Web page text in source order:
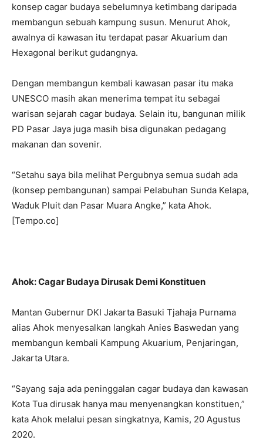
konsep cagar budaya sebelumnya ketimbang daripada
membangun sebuah kampung susun. Menurut Ahok,
awalnya di kawasan itu terdapat pasar Akuarium dan
Hexagonal berikut gudangnya.
Dengan membangun kembali kawasan pasar itu maka
UNESCO masih akan menerima tempat itu sebagai
warisan sejarah cagar budaya. Selain itu, bangunan milik
PD Pasar Jaya juga masih bisa digunakan pedagang
makanan dan sovenir.
“Setahu saya bila melihat Pergubnya semua sudah ada
(konsep pembangunan) sampai Pelabuhan Sunda Kelapa,
Waduk Pluit dan Pasar Muara Angke,” kata Ahok.
[Tempo.co]
Ahok: Cagar Budaya Dirusak Demi Konstituen
Mantan Gubernur DKI Jakarta Basuki Tjahaja Purnama
alias Ahok menyesalkan langkah Anies Baswedan yang
membangun kembali Kampung Akuarium, Penjaringan,
Jakarta Utara.
“Sayang saja ada peninggalan cagar budaya dan kawasan
Kota Tua dirusak hanya mau menyenangkan konstituen,”
kata Ahok melalui pesan singkatnya, Kamis, 20 Agustus
2020.